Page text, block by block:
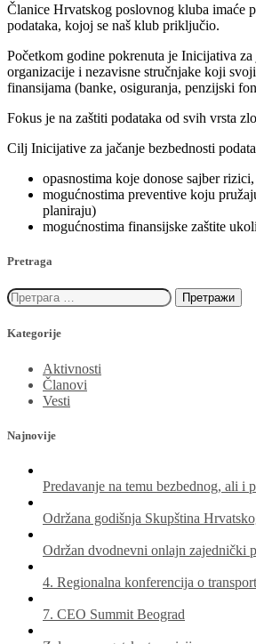
Članice Hrvatskog poslovnog kluba imaće
podataka, kojoj se naš klub priključio.
Početkom godine pokrenuta je Inicijativa
organizacije i nezavisne stručnjake koji
finansijama (banke, osiguranja, penzijski
Fokus je na zaštiti podataka od svih vrsta
Cilj Inicijative za jačanje bezbednosti
opasnostima koje donose sajber
mogućnostima preventive koju
planiraju)
mogućnostima finansijske zaštite
Pretraga
Претрага
за:
Kategorije
Aktivnosti
Članovi
Vesti
Najnovije
Predavanje na temu bezbednog, ali i
Održana godišnja Skupština
Održan dvodnevni onlajn zajednički
4. Regionalna konferencija o
7. CEO Summit Beograd